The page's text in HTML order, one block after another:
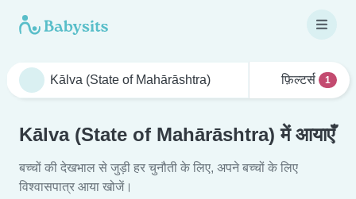
फ़िल्टर्स 1
Kālva (State of Mahārāshtra) में आयाएँ
बच्चों की देखभाल से जुड़ी हर चुनौती के लिए, अपने बच्चों के लिए
विश्वासपात्र आया खोजें।